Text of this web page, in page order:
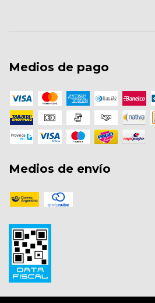
Medios de pago
Medios de envío